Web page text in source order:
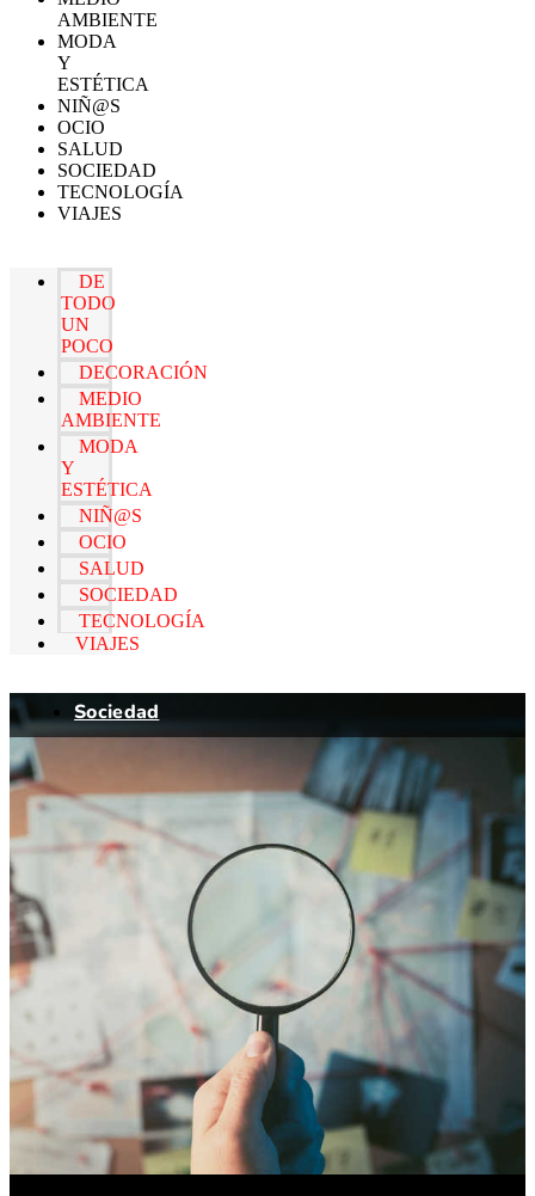
AMBIENTE
MODA
Y
ESTÉTICA
NIÑ@S
OCIO
SALUD
SOCIEDAD
TECNOLOGÍA
VIAJES
DE
TODO
UN
POCO
DECORACIÓN
MEDIO
AMBIENTE
MODA
Y
ESTÉTICA
NIÑ@S
OCIO
SALUD
SOCIEDAD
TECNOLOGÍA
VIAJES
Sociedad